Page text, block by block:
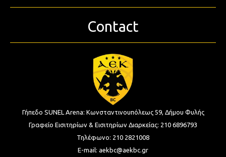
Contact
Γήπεδο SUNEL Arena: Κωνσταντινουπόλεως 59, Δήμου Φυλής
Γραφείο Εισιτηρίων & Εισιτηρίων Διαρκείας: 210 6896793
Τηλέφωνο: 210 2821008
E-mail: aekbc@aekbc.gr